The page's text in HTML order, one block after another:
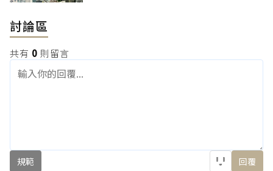
討論區
共有 0 則留言
規範 回覆